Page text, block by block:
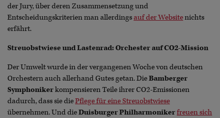
der Jury, über deren Zusammensetzung und
Entscheidungskriterien man allerdingsauf der Websitenichts
erfährt.
Streuobstwiese und Lastenrad: Orchester auf CO2-Mission
Der Umwelt wurde in der vergangenen Woche von deutschen
Orchestern auch allerhand Gutes getan. DieBamberger
Symphonikerkompensieren Teile ihrer CO2-Emissionen
dadurch, dass sie diePflege für eine Streuobstwiese
übernehmen. Und dieDuisburger Philharmonikerfreuen sich